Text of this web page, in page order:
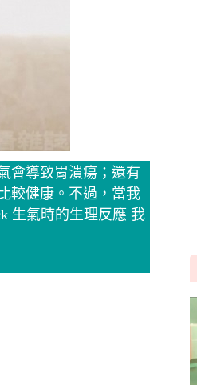
會導致胃潰瘍；還有
較健康。不過，當我
生氣時的生理反應 我